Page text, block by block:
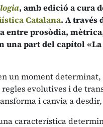
, amb edició a cura
Catalana. A través
entre prosòdia,
una part del capítol
un moment
regles evolutives i de
i canvia a
característica